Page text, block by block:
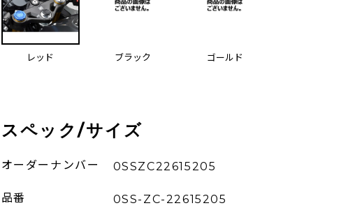
レッド ブラック ゴールド
スペック/サイズ
オーダーナンバー 0SSZC22615205
品番 0SS-ZC-22615205